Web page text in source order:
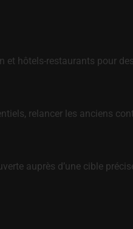
et hôtels-restaurants pour
relancer les anciens
auprès d’une cible